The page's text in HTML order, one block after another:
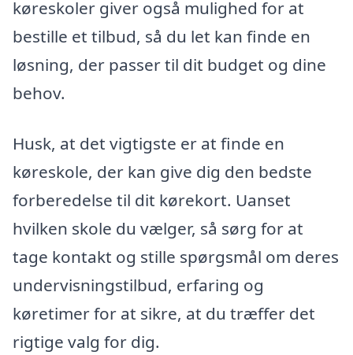
køreskoler giver også mulighed for at
bestille et tilbud, så du let kan finde en
løsning, der passer til dit budget og dine
behov.
Husk, at det vigtigste er at finde en
køreskole, der kan give dig den bedste
forberedelse til dit kørekort. Uanset
hvilken skole du vælger, så sørg for at
tage kontakt og stille spørgsmål om deres
undervisningstilbud, erfaring og
køretimer for at sikre, at du træffer det
rigtige valg for dig.